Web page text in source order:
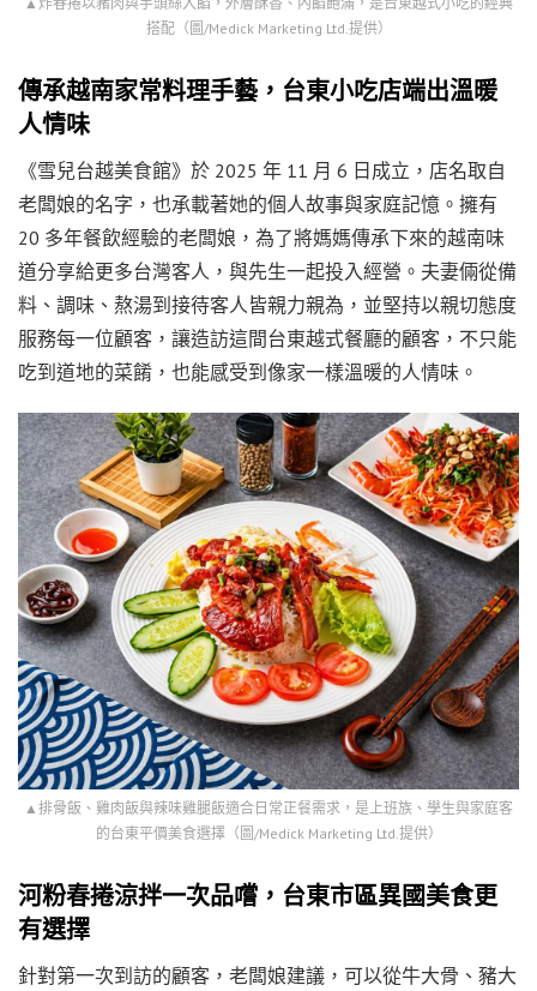
搭配（圖/Medick Marketing Ltd.提供）
傳承越南家常料理手藝，台東小吃店端出溫暖
人情味
《雪兒台越美食館》於 2025 年 11 月 6 日成立，店名取自
老闆娘的名字，也承載著她的個人故事與家庭記憶。擁有
20 多年餐飲經驗的老闆娘，為了將媽媽傳承下來的越南味
道分享給更多台灣客人，與先生一起投入經營。夫妻倆從備
料、調味、熬湯到接待客人皆親力親為，並堅持以親切態度
服務每一位顧客，讓造訪這間台東越式餐廳的顧客，不只能
吃到道地的菜餚，也能感受到像家一樣溫暖的人情味。
▲排骨飯、雞肉飯與辣味雞腿飯適合日常正餐需求，是上班族、學生與家庭客
的台東平價美食選擇（圖/Medick Marketing Ltd.提供）
河粉春捲涼拌一次品嚐，台東市區異國美食更
有選擇
針對第一次到訪的顧客，老闆娘建議，可以從牛大骨、豬大